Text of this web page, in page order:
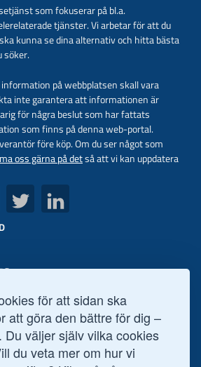
för att sidan ska
att göra den bättre för dig –
Du väljer själv vilka cookies
du veta mer om hur vi
som fokuserar på bl.a.
tjänster. Vi arbetar för att du
kunna se dina alternativ och hitta bästa
söker.
på webbplatsen skall vara
inte garantera att informationen är
för några beslut som har fattats
som finns på denna web-portal.
före köp. Om du ser något som
oss gärna på detså att vi kan uppdatera